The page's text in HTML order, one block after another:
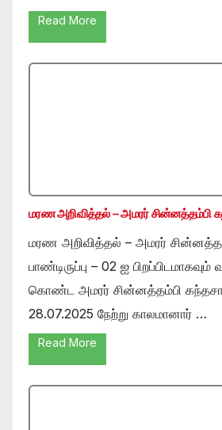
Read More
மரண அறிவித்தல் – அமரர் சின்னத்தம்பி
மரண அறிவித்தல் – அமரர்
பாண்டிருப்பு – 02 ஐ பிறப்பிடமாகவும்
கொண்ட அமரர் சின்னத்தம்பி
28.07.2025 நேற்று காலமானார் …
Read More